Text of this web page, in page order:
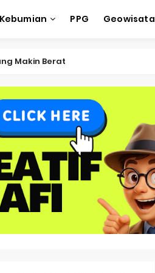
Kebumian PPG Geowisata
2026 Part Geografi Ekonomi
2026 Part Geografi Pertanian
2026 Part Geografi Budaya
2026 Part Dinamika Kota
2025 No 51-55
2025 No 46-50
2025 No 41-45